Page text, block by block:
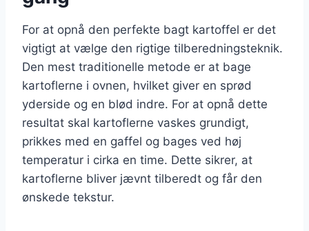
For at opnå den perfekte bagt kartoffel er det
vigtigt at vælge den rigtige tilberedningsteknik.
Den mest traditionelle metode er at bage
kartoflerne i ovnen, hvilket giver en sprød
yderside og en blød indre. For at opnå dette
resultat skal kartoflerne vaskes grundigt,
prikkes med en gaffel og bages ved høj
temperatur i cirka en time. Dette sikrer, at
kartoflerne bliver jævnt tilberedt og får den
ønskede tekstur.